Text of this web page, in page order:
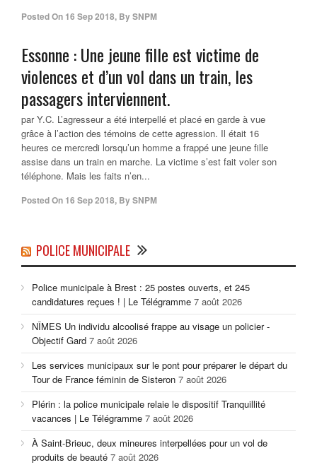
Posted On 16 Sep 2018, BySNPM
Essonne : Une jeune fille est victime de
violences et d’un vol dans un train, les
passagers interviennent.
par Y.C. L’agresseur a été interpellé et placé en garde à vue
grâce à l’action des témoins de cette agression. Il était 16
heures ce mercredi lorsqu’un homme a frappé une jeune fille
assise dans un train en marche. La victime s’est fait voler son
téléphone. Mais les faits n’en...
Posted On 16 Sep 2018, BySNPM
POLICE MUNICIPALE
Police municipale à Brest : 25 postes ouverts, et 245
candidatures reçues ! | Le Télégramme 7 août 2026
NÎMES Un individu alcoolisé frappe au visage un policier -
Objectif Gard 7 août 2026
Les services municipaux sur le pont pour préparer le départ du
Tour de France féminin de Sisteron 7 août 2026
Plérin : la police municipale relaie le dispositif Tranquillité
vacances | Le Télégramme 7 août 2026
À Saint-Brieuc, deux mineures interpellées pour un vol de
produits de beauté 7 août 2026